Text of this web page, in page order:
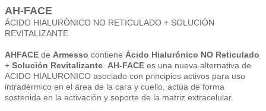
AH-FACE
ÁCIDO HIALURÓNICO NO RETICULADO + SOLUCIÓN
REVITALIZANTE
AHFACE de Armesso contiene Ácido Hialurónico NO Reticulado
+ Solución Revitalizante AH-FACE es una nueva alternativa de
ACIDO HIALURONICO asociado con principios activos para uso
intradérmico en el área de la cara y cuello, actúa de forma
sostenida en la activación y soporte de la matriz extracelular.